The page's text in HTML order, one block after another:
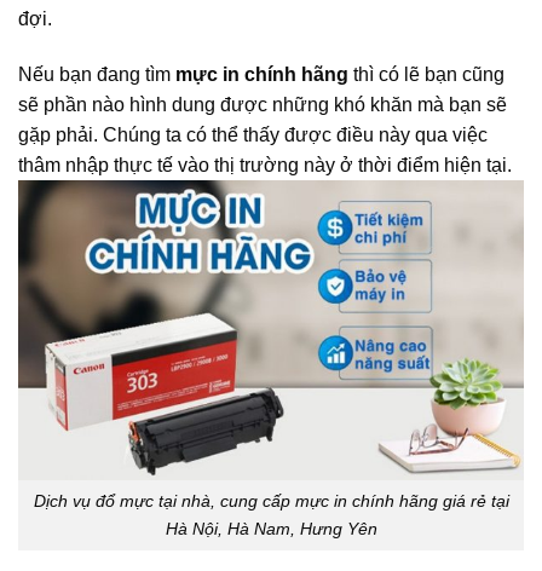
đợi.
Nếu bạn đang tìm mực in chính hãng thì có lẽ bạn cũng
sẽ phần nào hình dung được những khó khăn mà bạn sẽ
gặp phải. Chúng ta có thể thấy được điều này qua việc
thâm nhập thực tế vào thị trường này ở thời điểm hiện tại.
Dịch vụ đổ mực tại nhà, cung cấp mực in chính hãng giá rẻ tại
Hà Nội, Hà Nam, Hưng Yên